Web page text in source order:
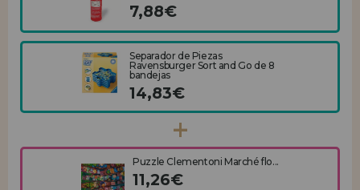
7,88€
Separador de Piezas
Ravensburger Sort and Go de 8
bandejas
14,83€
Puzzle Clementoni Marché flo...
11,26€